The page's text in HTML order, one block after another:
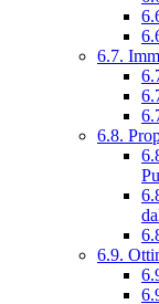
6.7.
6.8.
6.9.